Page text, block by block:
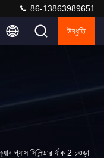
86-13863989651
উদ্ধৃতি
গ্যাস সিলিন্ডার র্যাক 2 চওড়া